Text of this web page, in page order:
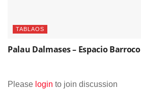
TABLAOS
Palau Dalmases – Espacio Barroco
Please login to join discussion